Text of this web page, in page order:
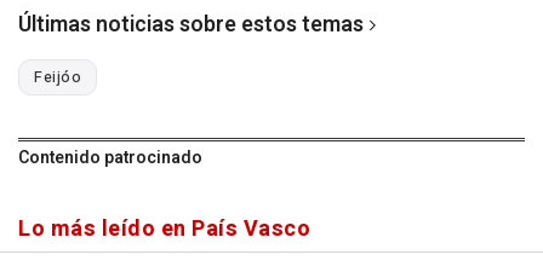
Últimas noticias sobre estos temas
Feijóo
Contenido patrocinado
Lo más leído en País Vasco